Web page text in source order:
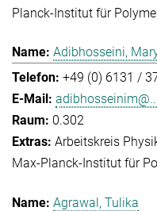
Planck-Institut für
Adibhosseini,
+49 (0) 6131 /
0.302
Arbeitskreis
Max-Planck-Institut für
Agrawal, Tulika